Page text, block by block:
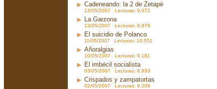
Cadeneando: la 2 de Zetapé
13/05/2007 Lecturas: 9.072
La Garzona
13/05/2007 Lecturas: 8.979
El suicidio de Polanco
11/05/2007 Lecturas: 10.551
Añoralgias
10/05/2007 Lecturas: 9.181
El imbécil socialista
03/05/2007 Lecturas: 8.933
Crispados y zampatortas
02/05/2007 Lecturas: 9.209